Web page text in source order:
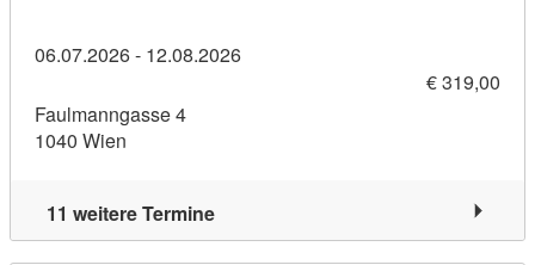
06.07.2026 - 12.08.2026
€ 319,00
Faulmanngasse 4
1040 Wien
11 weitere Termine